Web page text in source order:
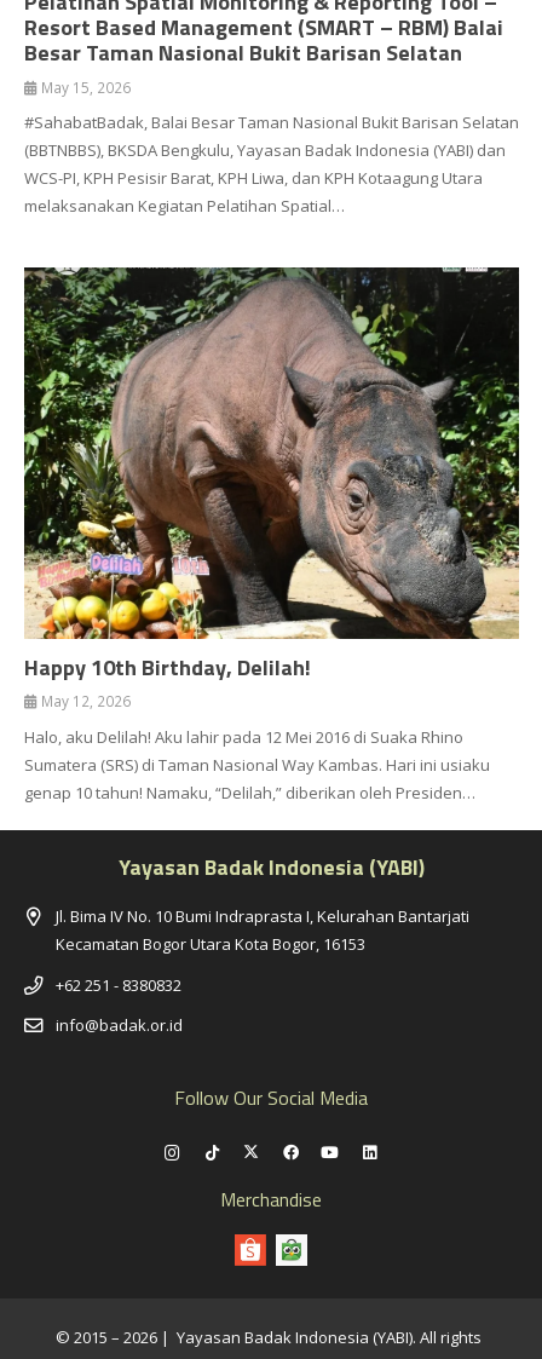
Resort Based Management (SMART – RBM) Balai
Besar Taman Nasional Bukit Barisan Selatan
May 15, 2026
#SahabatBadak, Balai Besar Taman Nasional Bukit Barisan Selatan
(BBTNBBS), BKSDA Bengkulu, Yayasan Badak Indonesia (YABI) dan
WCS-PI, KPH Pesisir Barat, KPH Liwa, dan KPH Kotaagung Utara
melaksanakan Kegiatan Pelatihan Spatial…
Happy 10th Birthday, Delilah!
May 12, 2026
Halo, aku Delilah! Aku lahir pada 12 Mei 2016 di Suaka Rhino
Sumatera (SRS) di Taman Nasional Way Kambas. Hari ini usiaku
genap 10 tahun! Namaku, “Delilah,” diberikan oleh Presiden…
Yayasan Badak Indonesia (YABI)
Jl. Bima IV No. 10 Bumi Indraprasta I, Kelurahan Bantarjati
Kecamatan Bogor Utara Kota Bogor, 16153
+62 251 - 8380832
info@badak.or.id
Follow Our Social Media
Merchandise
© 2015 – 2026 | Yayasan Badak Indonesia (YABI). All rights